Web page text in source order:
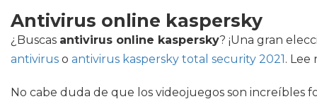
Antivirus online kaspersky
¿Buscas antivirus online kaspersky? ¡Una gran
antivirus o antivirus kaspersky total security 2021. Lee
No cabe duda de que los videojuegos son increíbles